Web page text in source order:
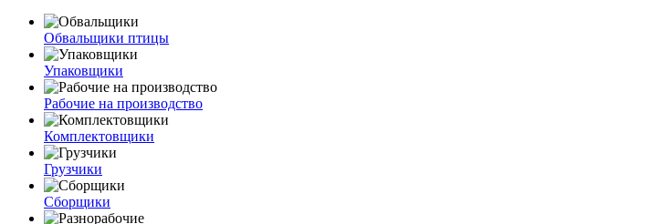
Обвальщики птицы
Упаковщики
Рабочие на производство
Комплектовщики
Грузчики
Сборщики